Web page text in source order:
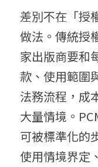
差別不在「授
做法。傳統授
家出版商要和
款、使用範圍
法務流程，成
大量情境。
可被標準化的
使用情境界定